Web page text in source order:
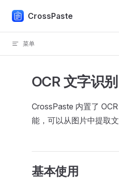
Skip to content
CrossPaste
菜单
OCR 文字识别
CrossPaste 内置了
能，可以从图片中提取
基本使用